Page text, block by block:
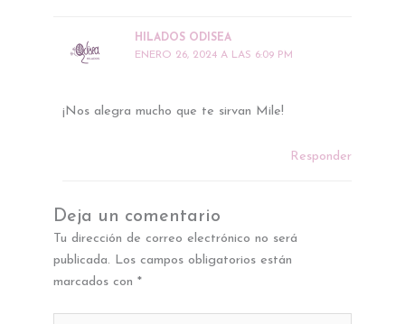
HILADOS ODISEA
ENERO 26, 2024 A LAS 6:09 PM
¡Nos alegra mucho que te sirvan Mile!
Responder
Deja un comentario
Tu dirección de correo electrónico no será
publicada. Los campos obligatorios están
marcados con*